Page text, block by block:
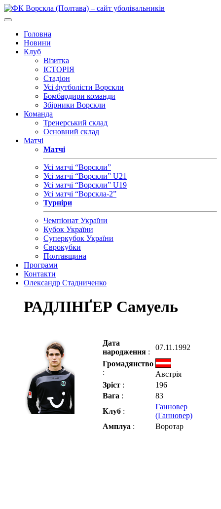
Головна
Новини
Клуб
Візитка
ІСТОРІЯ
Стадіон
Усі футболісти Ворскли
Бомбардири команди
Збірники Ворскли
Команда
Тренерський склад
Основний склад
Матчі
Матчі
Усі матчі “Ворскли”
Усі матчі “Ворскли” U21
Усі матчі “Ворскли” U19
Усі матчі “Ворскла-2”
Турніри
Чемпіонат України
Кубок України
Суперкубок України
Єврокубки
Полтавщина
Програми
Контакти
Олександр Стадниченко
РАДЛІНҐЕР Самуель
Дата
народження :
07.11.1992
Громадянство
:
Австрія
Зріст :
196
Вага :
83
Клуб :
Ганновер
(Ганновер)
Амплуа : Воротар